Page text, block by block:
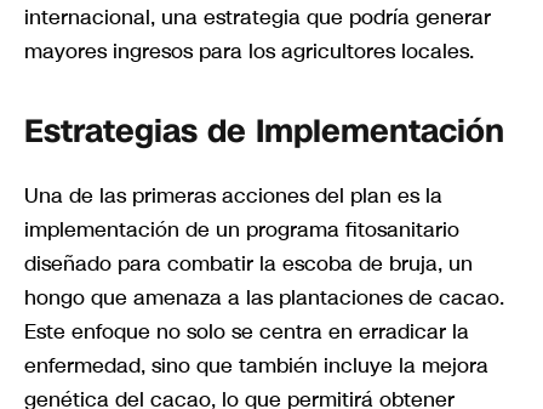
internacional, una estrategia que podría generar
mayores ingresos para los agricultores locales.
Estrategias de Implementación
Una de las primeras acciones del plan es la
implementación de un programa fitosanitario
diseñado para combatir la escoba de bruja, un
hongo que amenaza a las plantaciones de cacao.
Este enfoque no solo se centra en erradicar la
enfermedad, sino que también incluye la mejora
genética del cacao, lo que permitirá obtener